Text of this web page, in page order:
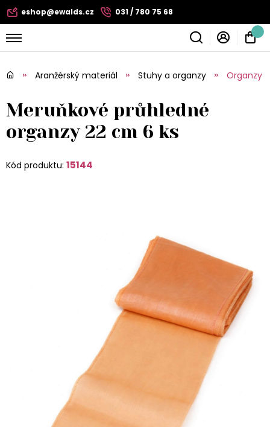
eshop@ewalds.cz 031 / 780 75 68
Aranžérský materiál Stuhy a organzy Organzy
Meruňkové průhledné
organzy 22 cm 6 ks
Kód produktu: 15144